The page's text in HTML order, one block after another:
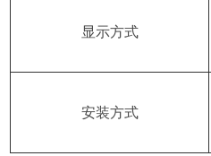
显示方式
安装方式